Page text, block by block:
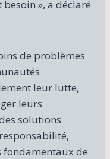
», a déclaré
de problèmes
leur lutte,
leurs
solutions
fondamentaux de